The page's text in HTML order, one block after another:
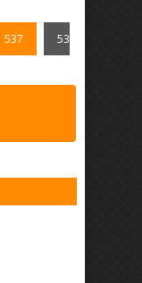
537
53